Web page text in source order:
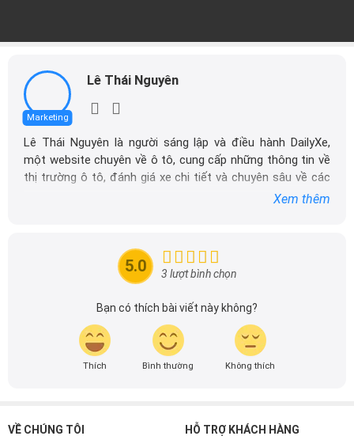
Marketing
Lê Thái Nguyên là người sáng lập và điều hành DailyXe,
một website chuyên về ô tô, cung cấp những thông tin về
Với niềm đam mê mãnh liệt với xe hơi, Tôi đã xây dựng
DailyXe trở thành một trong những địa chỉ tin cậy hàng
theo dõi tôi để cập nhật thông tin về thị trường ô tô
nhanh nhất.
5.0 3 lượt bình chọn
Bạn có thích bài viết này không?